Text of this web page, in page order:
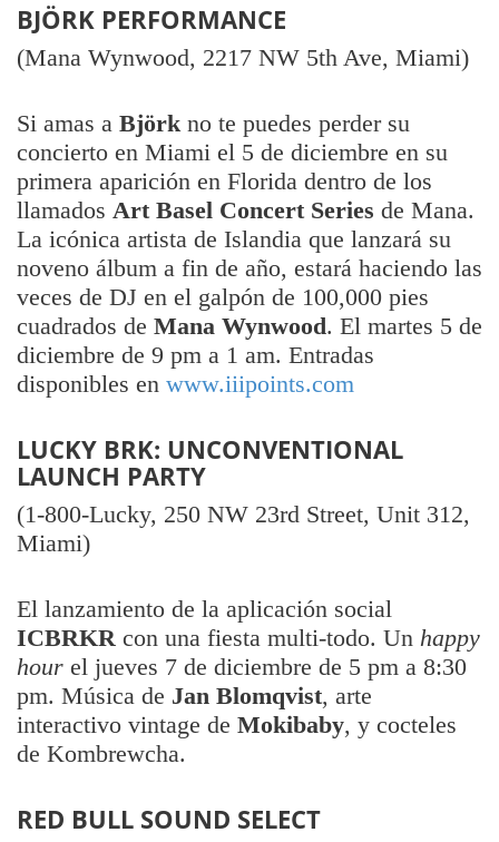
BJÖRK PERFORMANCE
(Mana Wynwood, 2217 NW 5th Ave, Miami)
Si amas a Björkno te puedes perder su
concierto en Miami el 5 de diciembre en su
primera aparición en Florida dentro de los
llamados Art Basel Concert Series de Mana.
La icónica artista de Islandia que lanzará su
noveno álbum a fin de año, estará haciendo las
veces de DJ en el galpón de 100,000 pies
cuadrados de Mana Wynwood. El martes 5 de
diciembre de 9 pm a 1 am. Entradas
disponibles en www.iiipoints.com
LUCKY BRK: UNCONVENTIONAL
LAUNCH PARTY
(1-800-Lucky, 250 NW 23rd Street, Unit 312,
Miami)
El lanzamiento de la aplicación social
ICBRKR con una fiesta multi-todo. Un happy
hour el jueves 7 de diciembre de 5 pm a 8:30
pm. Música de Jan Blomqvist, arte
interactivo vintage de Mokibaby, y cocteles
de Kombrewcha.
RED BULL SOUND SELECT